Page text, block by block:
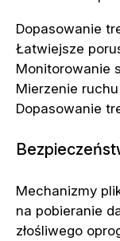
Dopasowanie
Łatwiejsze
Monitorowanie
Mierzenie
Dopasowanie
Mechanizmy
na pobieranie
złośliwego